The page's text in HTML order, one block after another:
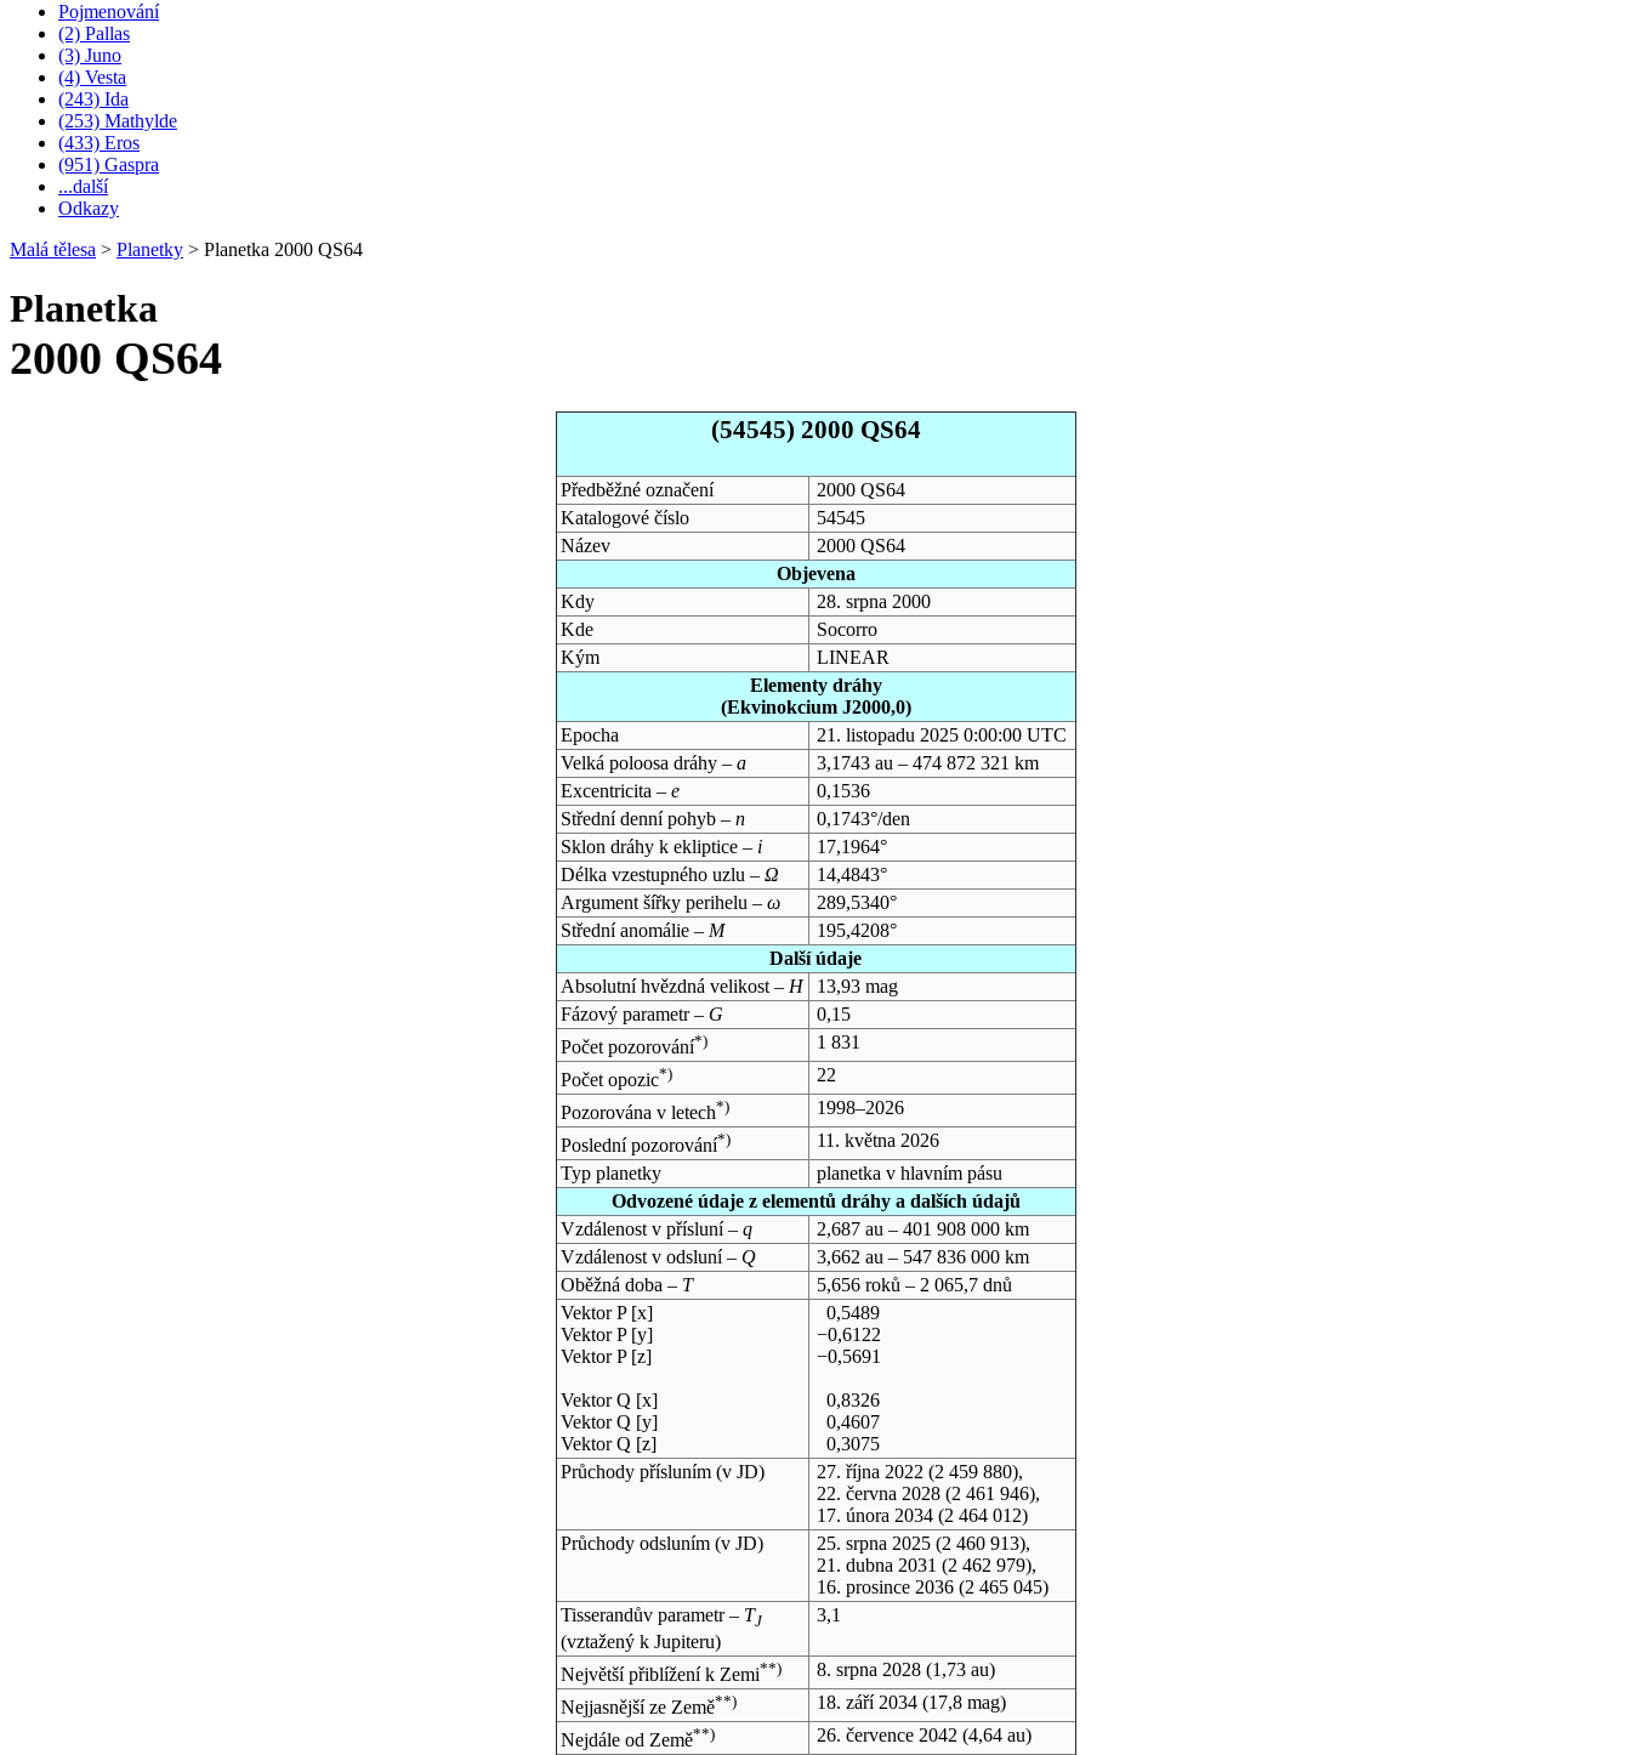
Pojmenování
(2) Pallas
(3) Juno
(4) Vesta
(243) Ida
(253) Mathylde
(433) Eros
(951) Gaspra
...další
Odkazy
Malá tělesa > Planetky > Planetka 2000 QS64
Planetka
2000 QS64
(54545) 2000 QS64
Předběžné označení
2000 QS64
Katalogové číslo
54545
Název
2000 QS64
Objevena
Kdy
28. srpna 2000
Kde
Socorro
Kým
LINEAR
Elementy dráhy
(Ekvinokcium J2000,0)
Epocha
21. listopadu 2025 0:00:00 UTC
Velká poloosa dráhy – a
3,1743 au – 474 872 321 km
Excentricita – e
0,1536
Střední denní pohyb – n
0,1743°/den
Sklon dráhy k ekliptice – i
17,1964°
Délka vzestupného uzlu – Ω
14,4843°
Argument šířky perihelu – ω
289,5340°
Střední anomálie – M
195,4208°
Další údaje
Absolutní hvězdná velikost – H
13,93 mag
Fázový parametr – G
0,15
Počet pozorování*)
1 831
Počet opozic*)
22
Pozorována v letech*)
1998–2026
Poslední pozorování*)
11. května 2026
Typ planetky
planetka v hlavním pásu
Odvozené údaje z elementů dráhy a dalších údajů
Vzdálenost v přísluní – q
2,687 au – 401 908 000 km
Vzdálenost v odsluní – Q
3,662 au – 547 836 000 km
Oběžná doba – T
5,656 roků – 2 065,7 dnů
Vektor P [x]
Vektor P [y]
Vektor P [z]
Vektor Q [x]
Vektor Q [y]
Vektor Q [z]
0,5489
−0,6122
−0,5691
0,8326
0,4607
0,3075
Průchody přísluním (v JD) 27. října 2022 (2 459 880),
22. června 2028(2 461 946),
17. února 2034(2 464 012)
Průchody odsluním (v JD) 25. srpna 2025(2 460 913),
21. dubna 2031 (2 462 979),
16. prosince 2036(2 465 045)
Tisserandův parametr – TJ
(vztažený k Jupiteru)
3,1
Největší přiblížení k Zemi**) 8. srpna 2028(1,73 au)
Nejjasnější ze Země**) 18. září 2034(17,8 mag)
Nejdále od Země**) 26. července 2042 (4,64 au)